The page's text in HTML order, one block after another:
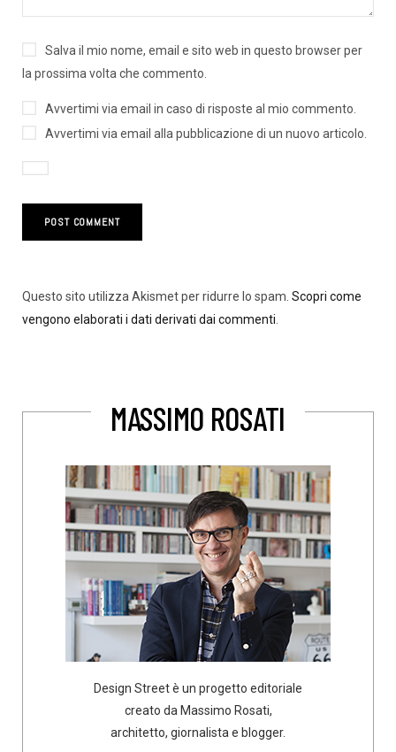
Salva il mio nome, email e sito web in questo browser per
la prossima volta che commento.
Avvertimi via email in caso di risposte al mio commento.
Avvertimi via email alla pubblicazione di un nuovo articolo.
Questo sito utilizza Akismet per ridurre lo spam. Scopri come
vengono elaborati i dati derivati dai commenti
MASSIMO ROSATI
Design Street è un progetto editoriale
creato da Massimo Rosati,
architetto, giornalista e blogger.